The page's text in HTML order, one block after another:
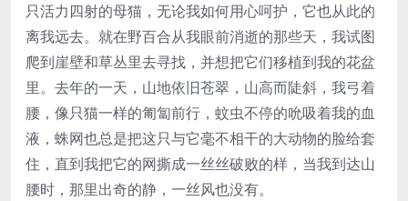
只活力四射的母猫，无论我如何用心呵护，它也从此的
离我远去。就在野百合从我眼前消逝的那些天，我试图
爬到崖壁和草丛里去寻找，并想把它们移植到我的花盆
里。去年的一天，山地依旧苍翠，山高而陡斜，我弓着
腰，像只猫一样的匍匐前行，蚊虫不停的吮吸着我的血
液，蛛网也总是把这只与它毫不相干的大动物的脸给套
住，直到我把它的网撕成一丝丝破败的样，当我到达山
腰时，那里出奇的静，一丝风也没有。